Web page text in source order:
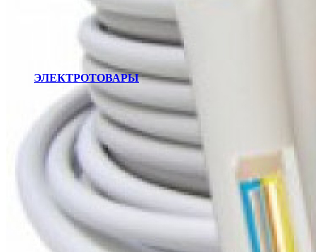
ЭЛЕКТРОТОВАРЫ